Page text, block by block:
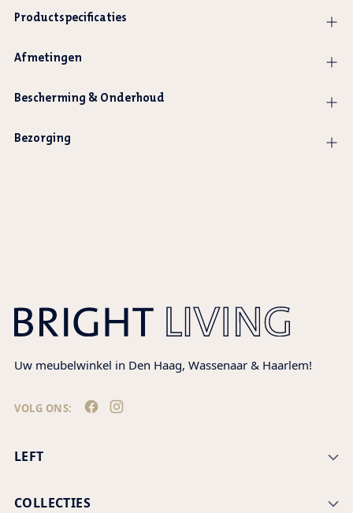
Productspecificaties
Afmetingen
Bescherming & Onderhoud
Bezorging
Uw meubelwinkel in Den Haag, Wassenaar & Haarlem!
VOLG ONS:
LEFT
COLLECTIES